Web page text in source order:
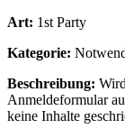
Art: 1st Party
Kategorie:
Beschreibung:
Anmeldeformular
keine Inhalte